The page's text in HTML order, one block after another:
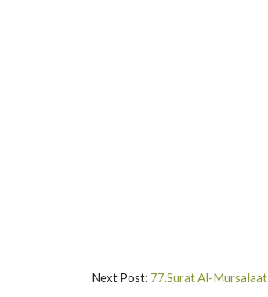
Next Post: 77.Surat Al-Mursalaat